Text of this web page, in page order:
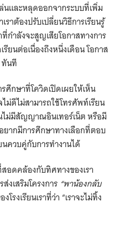
และหลุดออกจากระบบที่เพิ่ม
ราต้องปรับเปลี่ยนวิธีการเรียนรู้
กำลังจะสูญเสียโอกาสทางการ
รียนต่อเนื่องถึงหนึ่งเดือน โอกาส
ทันที
ศึกษาที่โควิดเปิดเผยให้เห็น
ม่ดีไม่สามารถใช้โทรศัพท์เรียน
ไม่มีสัญญาณอินเทอร์เน็ต หรือมี
ยากมีการศึกษาทางเลือกที่ตอบ
นควบคู่กับการทำงานได้
อดคล้องกับทิศทางของเรา
งเสริมโครงการ “พาน้องกลับ
รงเรียนเราที่ว่า “เราจะไม่ทิ้ง